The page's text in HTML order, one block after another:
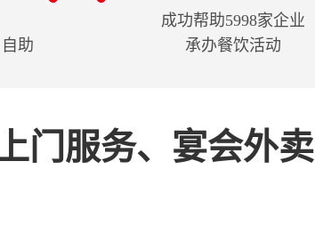
助
成功帮助5998家企业
承办餐饮活动
门服务、宴会外卖